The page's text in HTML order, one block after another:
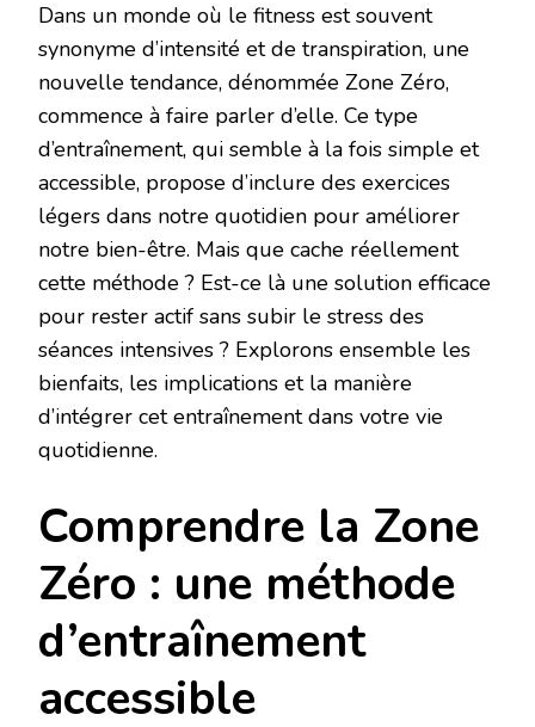
EN
FITNESS
AFFIRMENT
QUE
ENTRAÎNEMENT
VIRAL,
QUE
SEMBLANT
FACILE’,
OFFRE
DE
VÉRITABLES
AVANTAGES
POUR
LA
Dans un monde où le fitness est souvent
synonyme d’intensité et de transpiration, une
nouvelle tendance, dénommée Zone Zéro,
commence à faire parler d’elle. Ce type
d’entraînement, qui semble à la fois simple et
accessible, propose d’inclure des exercices
légers dans notre quotidien pour améliorer
notre bien-être. Mais que cache réellement
cette méthode ? Est-ce là une solution efficace
pour rester actif sans subir le stress des
séances intensives ? Explorons ensemble les
bienfaits, les implications et la manière
d’intégrer cet entraînement dans votre vie
quotidienne.
Comprendre la Zone
Zéro : une méthode
d’entraînement
accessible